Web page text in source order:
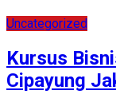
Uncategorized
Kursus
Cipayung